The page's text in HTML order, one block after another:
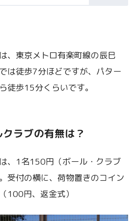
、東京メトロ有楽町線の辰巳
は徒歩7分ほどですが、パター
徒歩15分くらいです。
ラブの有無は？
、1名150円（ボール・クラブ
受付の横に、荷物置きのコイン
100円、返金式）